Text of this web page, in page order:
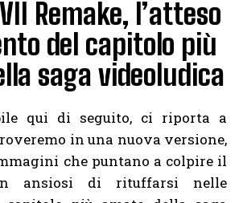
Remake, l’atteso
del capitolo più
saga videoludica
qui di seguito, ci riporta a
in una nuova versione,
che puntano a colpire il
ansiosi di rituffarsi nelle